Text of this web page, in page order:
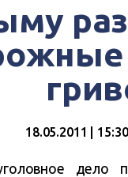
18.05.2011 | 15:30
дело